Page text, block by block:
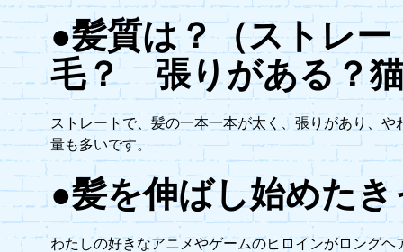
●髪質は？（ストレ
毛？ 張りがある？
ストレートで、髪の一本一本が太く、張りがあり、や
量も多いです。
●髪を伸ばし始めた
わたしの好きなアニメやゲームのヒロインがロングヘ